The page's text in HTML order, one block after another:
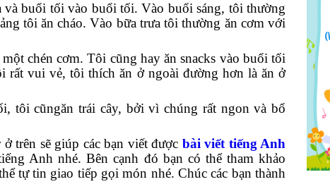
và buổi tối vào buổi tối. Vào buổi sáng, tôi thường
tôi ăn cháo. Vào bữa trưa tôi thường ăn cơm với
chén cơm. Tôi cũng hay ăn snacks vào buổi tối
rất vui vẻ, tôi thích ăn ở ngoài đường hơn là ăn ở
tôi cũngăn trái cây, bởi vì chúng rất ngon và bổ
ở trên sẽ giúp các bạn viết được bài viết tiếng Anh
Anh nhé. Bên cạnh đó bạn có thể tham khảo
tự tin giao tiếp gọi món nhé. Chúc các bạn thành